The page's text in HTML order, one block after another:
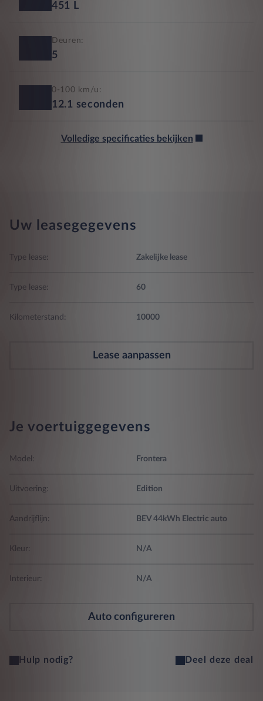
451 L
Deuren:
5
0-100 km/u:
12.1 seconden
Volledige specificaties bekijken
Uw leasegegevens
Type lease: Zakelijke lease
Type lease: 60
Kilometerstand: 10000
Lease aanpassen
Je voertuiggegevens
Model: Frontera
Uitvoering: Edition
Aandrijflijn: BEV 44kWh Electric auto
Kleur: N/A
Interieur: N/A
Auto configureren
Hulp nodig? Deel deze deal